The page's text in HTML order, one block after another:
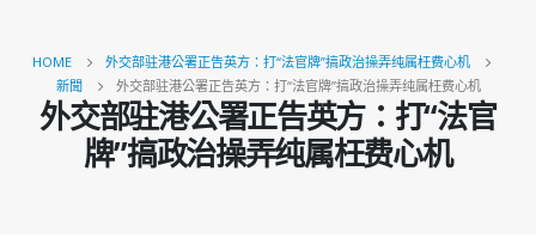
HOME
外交部驻港公署正告英方：打“法官牌”搞政治操弄纯属枉费心机
新聞
外交部驻港公署正告英方：打“法官牌”搞政治操弄纯属枉费心机
外交部驻港公署正告英方：打“法官
牌”搞政治操弄纯属枉费心机